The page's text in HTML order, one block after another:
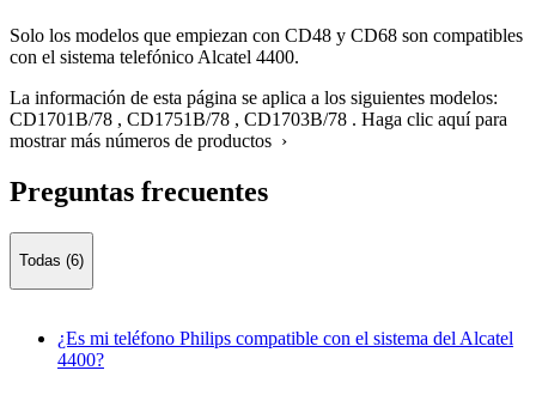
Solo los modelos que empiezan con CD48 y CD68 son compatibles
con el sistema telefónico Alcatel 4400.
La información de esta página se aplica a los siguientes modelos:
CD1701B/78 , CD1751B/78 , CD1703B/78 . Haga clic aquí para
mostrar más números de productos ›
Preguntas frecuentes
Todas (6)
¿Es mi teléfono Philips compatible con el sistema del Alcatel
4400?